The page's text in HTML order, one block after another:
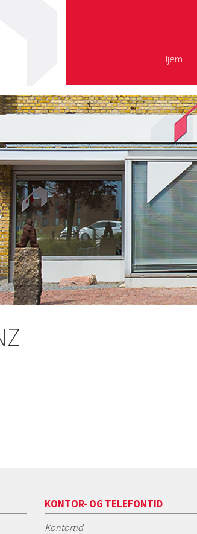
Hjem
KONTOR- OG TELEFONTID
Kontortid